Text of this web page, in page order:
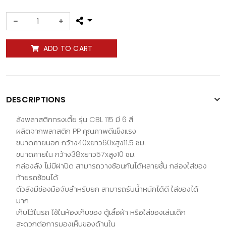
ADD TO CART
DESCRIPTIONS
ลังพลาสติกทรงเตี้ย รุ่น CBL 115 มี 6 สี
ผลิตจากพลาสติก PP คุณภาพดีแข็งแรง
ขนาดภายนอก กว้าง40xยาว60xสูง11.5 ซม.
ขนาดภายใน กว้าง38xยาว57xสูง10 ซม.
กล่องลัง ไม่มีฝาปิด สามารถวางซ้อนกันได้หลายชั้น กล่องใส่ของ
ท้ายรถซ้อนได้
ตัวลังมีช่องมือจับสำหรับยก สามารถรับน้ำหนักได้ดี ใส่ของได้
มาก
เก็บไว้ในรถ ใช้ในห้องเก็บของ ตู้เสื้อผ้า หรือใส่ของเล่นเด็ก
สะดวกต่อการมองเห็นของด้านใน